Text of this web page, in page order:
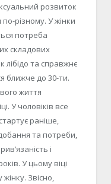
розвиток
по-різному. У жінки
потреба
складових
лібідо та справжнє
ближче до 30-ти.
життя
У чоловіків все
раніше,
та потреби,
і
У цьому віці
Звісно,